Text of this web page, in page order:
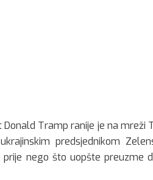
Tramp ranije je na mreži
predsjednikom
nego što uopšte preuzme